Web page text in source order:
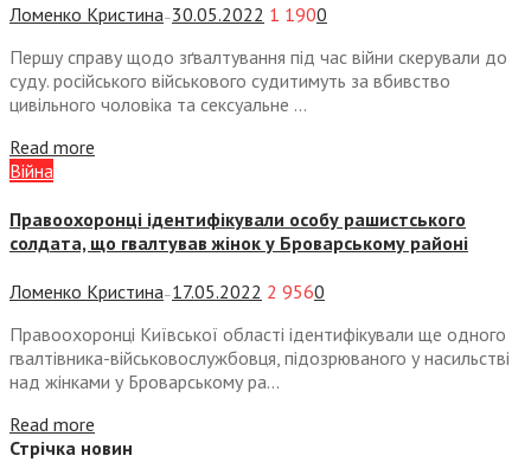
Ломенко Кристина — 30.05.2022 1 1900
Першу справу щодо зґвалтування під час війни скерували до
суду. російського військового судитимуть за вбивство
цивільного чоловіка та сексуальне ...
Read more
Війна
Правоохоронці ідентифікували особу рашистського
солдата, що гвалтував жінок у Броварському районі
Ломенко Кристина— 17.05.2022 2 9560
Правоохоронці Київської області ідентифікували ще одного
гвалтівника-військовослужбовця, підозрюваного у насильстві
над жінками у Броварському ра...
Read more
Стрічка новин